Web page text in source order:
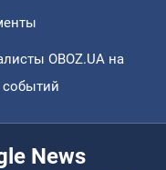
OBOZ.UA на
событий
News